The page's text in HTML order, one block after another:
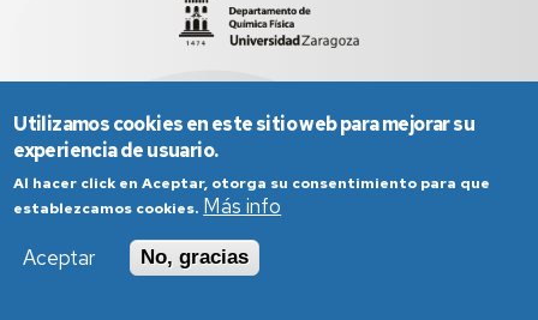
Aviso Legal
Condiciones generales de uso
Política de Privacidad
Utilizamos cookies en este sitio web para mejorar su
experiencia de usuario.
Al hacer click en Aceptar, otorga su consentimiento para que
establezcamos cookies. Más info
Aceptar
No, gracias